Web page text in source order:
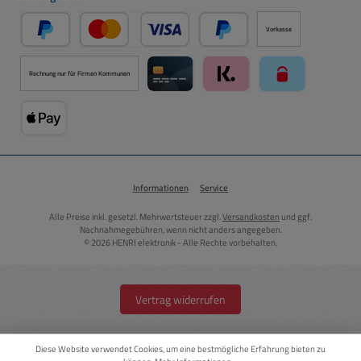
PayPal Kredit- oder Debitkarte über PayPal
Später Bezahlen über PayPal
Vorkasse
Rechnung nur für Firmen Kommunen
Informationen Service
Alle Preise inkl. gesetzl. Mehrwertsteuer zzgl.Versandkosten und ggf.
Nachnahmegebühren, wenn nicht anders angegeben.
© 2026 HENRI elektronik - Alle Rechte vorbehalten.
Vertrag widerrufen
Diese Website verwendet Cookies, um eine bestmögliche Erfahrung bieten zu